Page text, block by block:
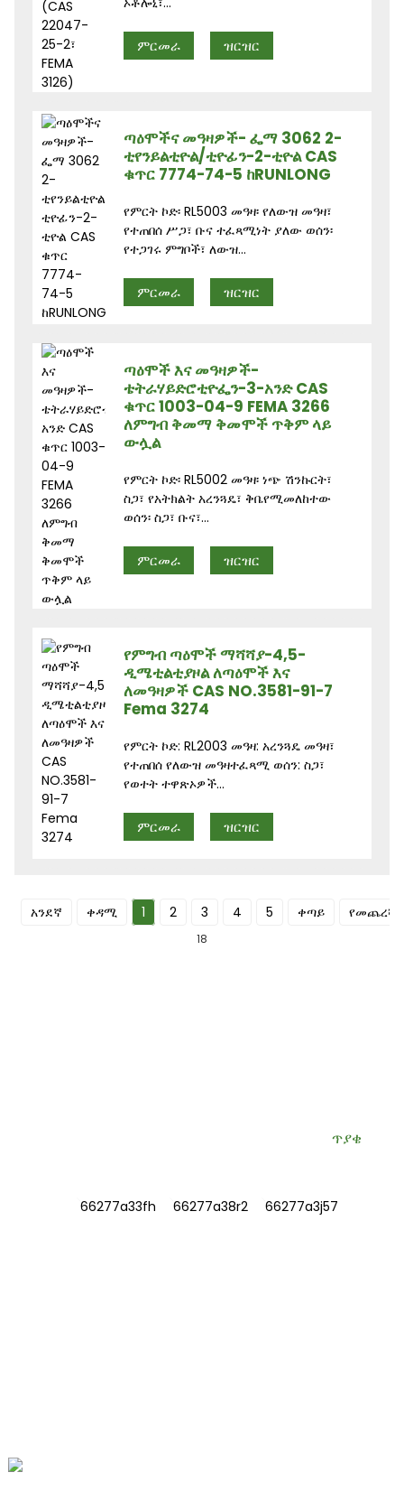
ምርመራ ዝርዝር
ጣዕሞችና መዓዛዎች- ፌማ 3062 2-
ቲየንይልቲዮል/ቲዮፊን-2-ቲዮል CAS
ቁጥር 7774-74-5 ከRUNLONG
የምርት ኮድ፡ RL5003 መዓዛ፡ የለውዝ መዓዛ፣
የተጠበሰ ሥጋ፣ ቡና ተፈጻሚነት ያለው ወሰን፡
የተጋገሩ ምግቦች፣ ለውዝ...
ምርመራ ዝርዝር
ጣዕሞች እና መዓዛዎች-
ቴትራሃይድሮቲዮፌን-3-አንድ CAS
ቁጥር 1003-04-9 FEMA 3266
ለምግብ ቅመማ ቅመሞች ጥቅም ላይ
ውሏል
የምርት ኮድ፡ RL5002 መዓዛ፡ ነጭ ሽንኩርት፣
ስጋ፣ የአትክልት አረንጓዴ፣ ቅቤየሚመለከተው
ወሰን፡ ስጋ፣ ቡና፣...
ምርመራ ዝርዝር
የምግብ ጣዕሞች ማሻሻያ-4,5-
ዲሜቲልቲያዞል ለጣዕሞች እና
ለመዓዛዎች CAS NO.3581-91-7
Fema 3274
የምርት ኮድ: RL2003 መዓዛ: አረንጓዴ መዓዛ፣
የተጠበሰ የለውዝ መዓዛተፈጻሚ ወሰን: ስጋ፣
የወተት ተዋጽኦዎች...
ምርመራ ዝርዝር
አንደኛ ቀዳሚ 1 2 3 4 5 ቀጣይ የመጨረሻ
18
ጥያቄ